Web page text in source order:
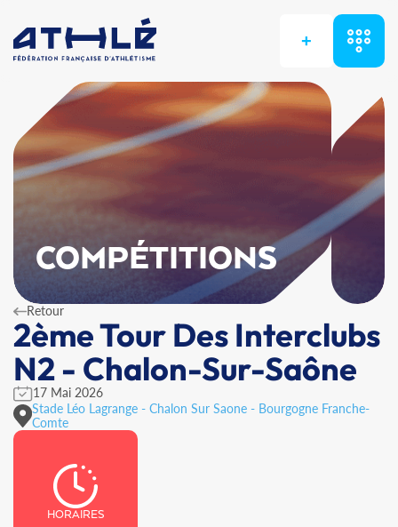
+
COMPÉTITIONS
Retour
2ème Tour Des Interclubs
N2 - Chalon-Sur-Saône
17 Mai 2026
Stade Léo Lagrange - Chalon Sur Saone - Bourgogne Franche-
Comte
HORAIRES